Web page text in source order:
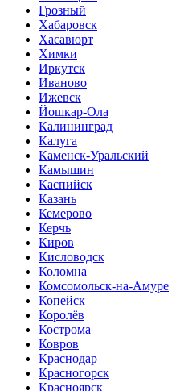
Грозный
Хабаровск
Хасавюрт
Химки
Иркутск
Иваново
Ижевск
Йошкар-Ола
Калининград
Калуга
Каменск-Уральский
Камышин
Каспийск
Казань
Кемерово
Керчь
Киров
Кисловодск
Коломна
Комсомольск-на-Амуре
Копейск
Королёв
Кострома
Ковров
Краснодар
Красногорск
Красноярск